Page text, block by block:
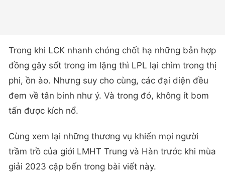
Trong khi LCK nhanh chóng chốt hạ những bản hợp
đồng gây sốt trong im lặng thì LPL lại chìm trong thị
phi, ồn ào. Nhưng suy cho cùng, các đại diện đều
đem về tân binh như ý. Và trong đó, không ít bom
tấn được kích nổ.
Cùng xem lại những thương vụ khiến mọi người
trầm trồ của giới LMHT Trung và Hàn trước khi mùa
giải 2023 cập bến trong bài viết này.